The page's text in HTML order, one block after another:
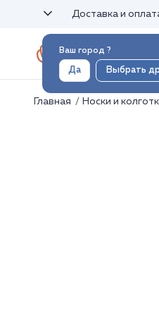
Ваш город ?
Да Выбрать
Доставка и
Главная Носки и